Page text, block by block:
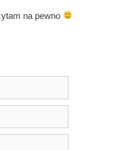
na pewno